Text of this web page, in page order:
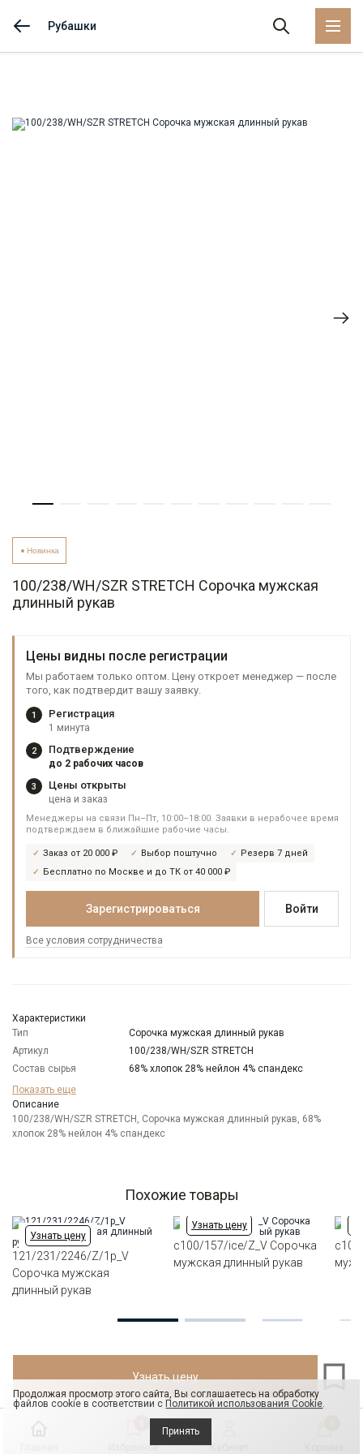
Рубашки
Новинка
100/238/WH/SZR STRETCH Сорочка мужская
длинный рукав
Цены видны после регистрации
Мы работаем только оптом. Цену откроет менеджер — после
того, как подтвердит вашу заявку.
1 Регистрация
1 минута
2 Подтверждение
до 2 рабочих часов
3 Цены открыты
цена и заказ
Менеджеры на связи Пн–Пт, 10:00–18:00. Заявки в нерабочее время
подтверждаем в ближайшие рабочие часы.
Заказ от 20 000 ₽ Выбор поштучно
Резерв 7 дней
Бесплатно по Москве и до ТК от 40 000 ₽
Зарегистрироваться Войти
Все условия сотрудничества
Характеристики
Тип
Сорочка мужская длинный рукав
Артикул
100/238/WH/SZR STRETCH
Состав сырья
68% хлопок 28% нейлон 4% спандекс
Бренд
Модель
Цвет
Белый
Ворот
Немецкий
Облегающий силуэт / Super Slim fit
Показать еще
Описание
100/238/WH/SZR STRETCH, Сорочка мужская длинный рукав, 68%
хлопок 28% нейлон 4% спандекс
Похожие товары
Узнать цену
121/231/2246/Z/1p_V
Сорочка мужская
длинный рукав
Узнать цену
c100/157/ice/Z_V Сорочка
мужская длинный рукав
Узнать цену
Избранное Кабинет
Продолжая просмотр этого сайта, Вы соглашаетесь на обработку
файлов cookie в соответствии с Политикой использования Cookie.
Принять